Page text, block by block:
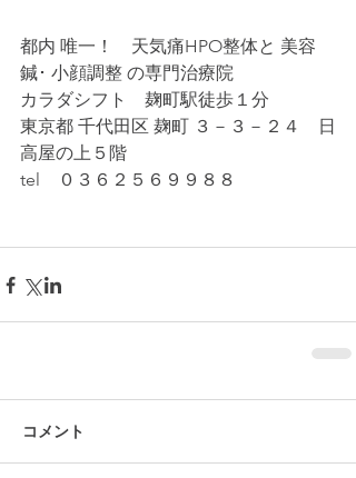
都内 唯一！　天気痛HPO整体と 美容
鍼･ 小顔調整 の専門治療院
カラダシフト　麹町駅徒歩１分
東京都 千代田区 麹町 ３－３－２４　日
高屋の上５階
tel　０３６２５６９９８８
コメント